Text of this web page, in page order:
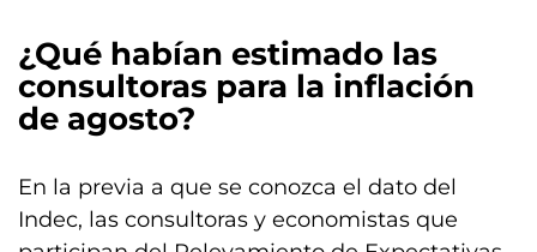
¿Qué habían estimado las
consultoras para la inflación
de agosto?
En la previa a que se conozca el dato del
Indec, las consultoras y economistas que